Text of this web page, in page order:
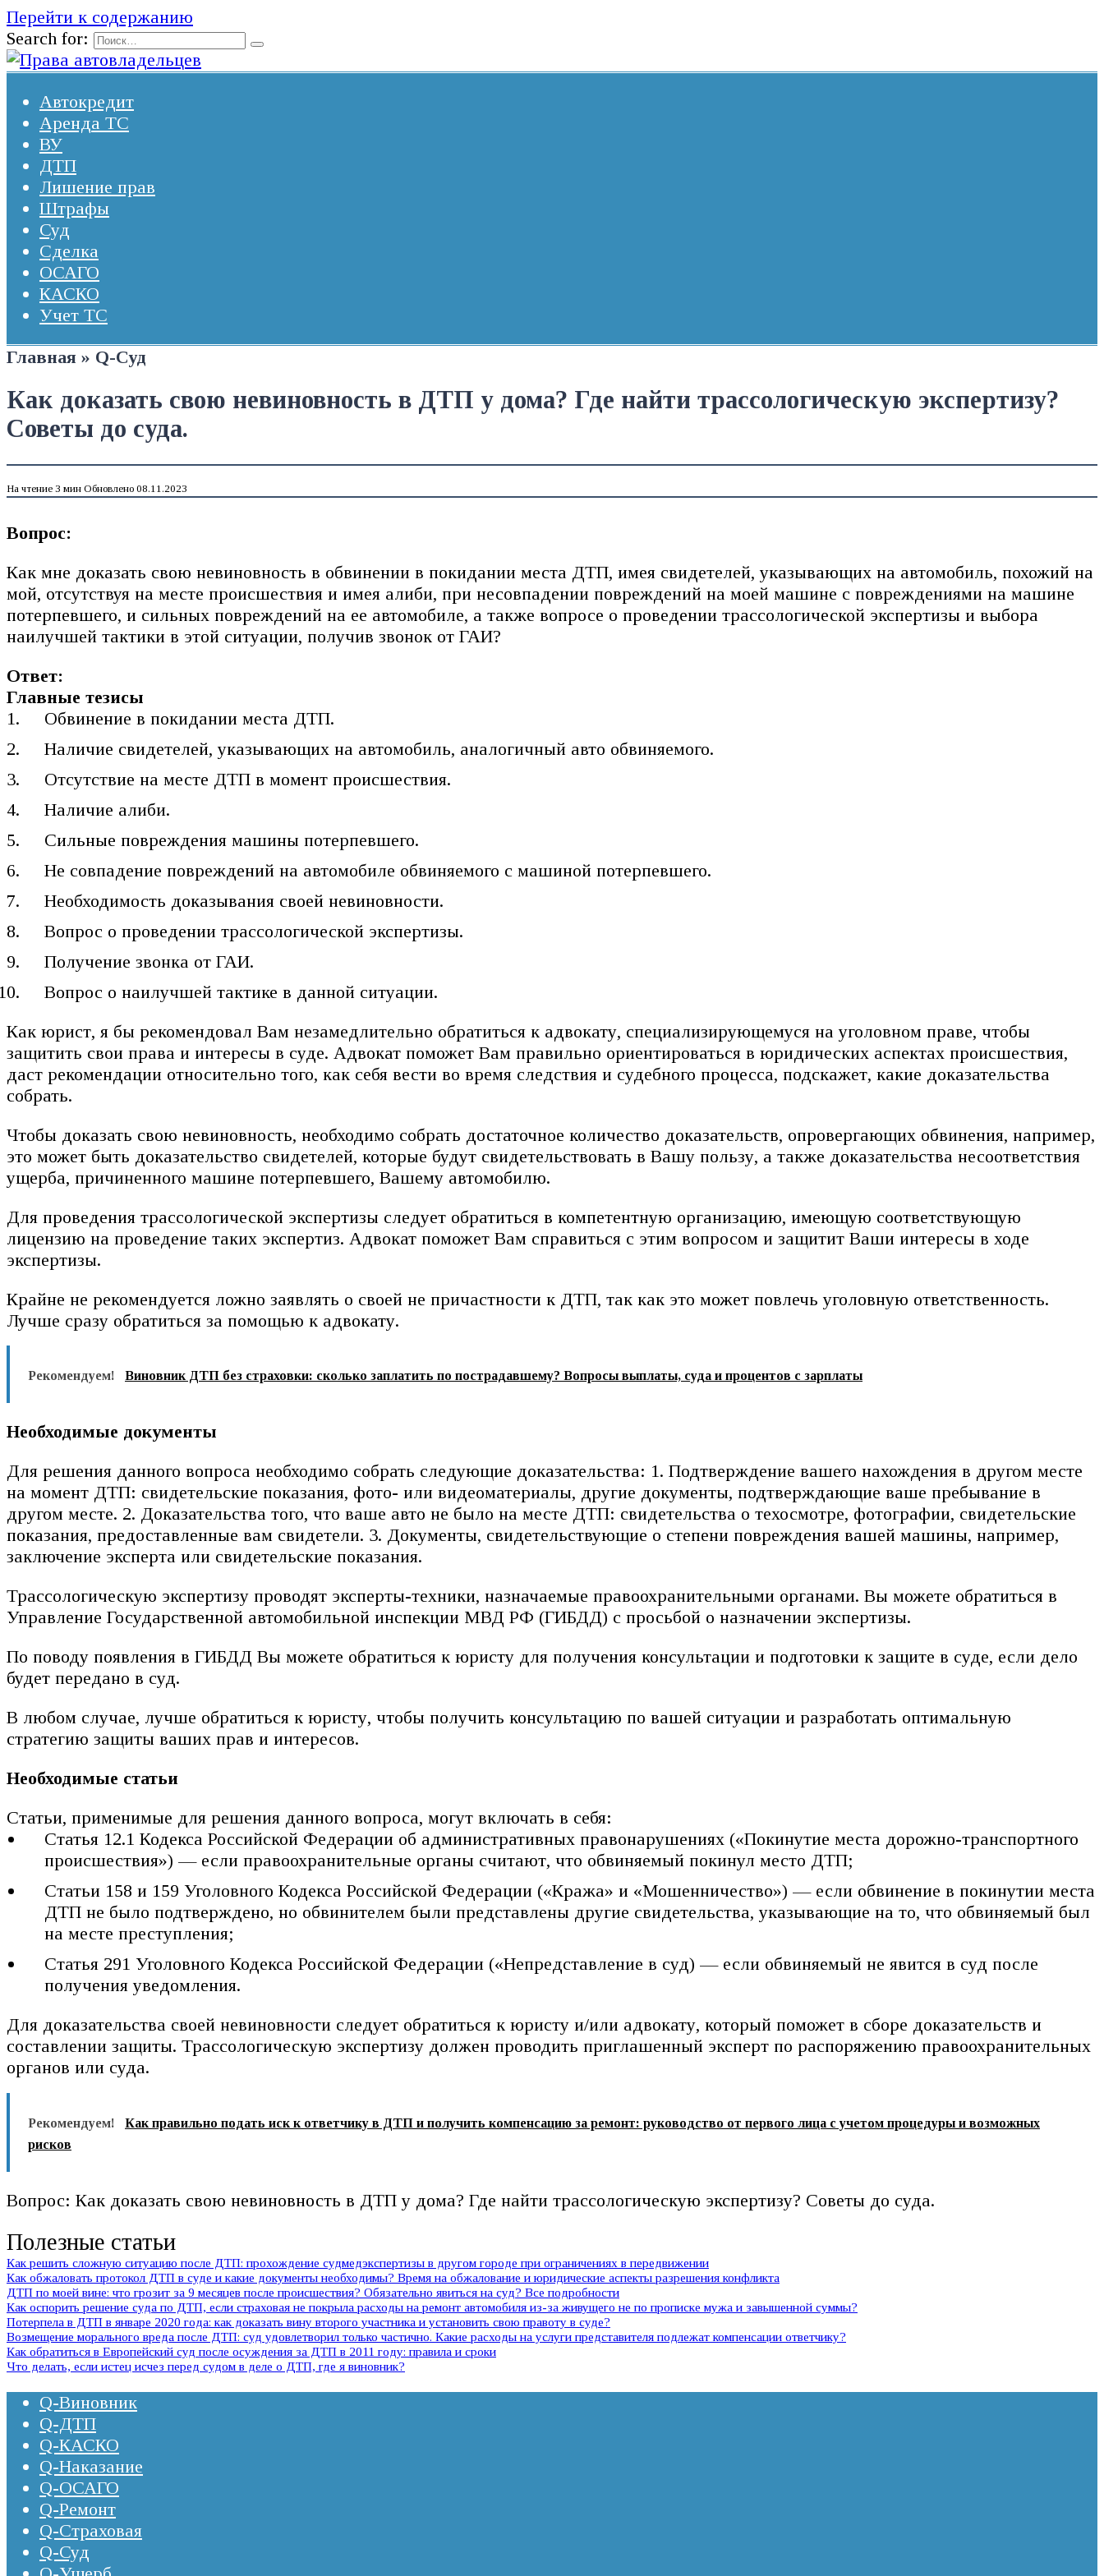
Перейти к содержанию
Search for:
Автокредит
Аренда ТС
ВУ
ДТП
Лишение прав
Штрафы
Суд
Сделка
ОСАГО
КАСКО
Учет ТС
Главная » Q-Суд
Как доказать свою невиновность в ДТП у дома? Где найти трассологическую экспертизу?
Советы до суда.
На чтение 3 мин Обновлено 08.11.2023
Вопрос:
Как мне доказать свою невиновность в обвинении в покидании места ДТП, имея свидетелей, указывающих на автомобиль, похожий на
мой, отсутствуя на месте происшествия и имея алиби, при несовпадении повреждений на моей машине с повреждениями на машине
потерпевшего, и сильных повреждений на ее автомобиле, а также вопросе о проведении трассологической экспертизы и выбора
наилучшей тактики в этой ситуации, получив звонок от ГАИ?
Ответ:
Главные тезисы
Обвинение в покидании места ДТП.
Наличие свидетелей, указывающих на автомобиль, аналогичный авто обвиняемого.
Отсутствие на месте ДТП в момент происшествия.
Наличие алиби.
Сильные повреждения машины потерпевшего.
Не совпадение повреждений на автомобиле обвиняемого с машиной потерпевшего.
Необходимость доказывания своей невиновности.
Вопрос о проведении трассологической экспертизы.
Получение звонка от ГАИ.
Вопрос о наилучшей тактике в данной ситуации.
Как юрист, я бы рекомендовал Вам незамедлительно обратиться к адвокату, специализирующемуся на уголовном праве, чтобы
защитить свои права и интересы в суде. Адвокат поможет Вам правильно ориентироваться в юридических аспектах происшествия,
даст рекомендации относительно того, как себя вести во время следствия и судебного процесса, подскажет, какие доказательства
собрать.
Чтобы доказать свою невиновность, необходимо собрать достаточное количество доказательств, опровергающих обвинения, например,
это может быть доказательство свидетелей, которые будут свидетельствовать в Вашу пользу, а также доказательства несоответствия
ущерба, причиненного машине потерпевшего, Вашему автомобилю.
Для проведения трассологической экспертизы следует обратиться в компетентную организацию, имеющую соответствующую
лицензию на проведение таких экспертиз. Адвокат поможет Вам справиться с этим вопросом и защитит Ваши интересы в ходе
экспертизы.
Крайне не рекомендуется ложно заявлять о своей не причастности к ДТП, так как это может повлечь уголовную ответственность.
Лучше сразу обратиться за помощью к адвокату.
Рекомендуем! Виновник ДТП без страховки: сколько заплатить по пострадавшему? Вопросы выплаты, суда и процентов с зарплаты
Необходимые документы
Для решения данного вопроса необходимо собрать следующие доказательства: 1. Подтверждение вашего нахождения в другом месте
на момент ДТП: свидетельские показания, фото- или видеоматериалы, другие документы, подтверждающие ваше пребывание в
другом месте. 2. Доказательства того, что ваше авто не было на месте ДТП: свидетельства о техосмотре, фотографии, свидетельские
показания, предоставленные вам свидетели. 3. Документы, свидетельствующие о степени повреждения вашей машины, например,
заключение эксперта или свидетельские показания.
Трассологическую экспертизу проводят эксперты-техники, назначаемые правоохранительными органами. Вы можете обратиться в
Управление Государственной автомобильной инспекции МВД РФ (ГИБДД) с просьбой о назначении экспертизы.
По поводу появления в ГИБДД Вы можете обратиться к юристу для получения консультации и подготовки к защите в суде, если дело
будет передано в суд.
В любом случае, лучше обратиться к юристу, чтобы получить консультацию по вашей ситуации и разработать оптимальную
стратегию защиты ваших прав и интересов.
Необходимые статьи
Статьи, применимые для решения данного вопроса, могут включать в себя:
Статья 12.1 Кодекса Российской Федерации об административных правонарушениях («Покинутие места дорожно-транспортного
происшествия») — если правоохранительные органы считают, что обвиняемый покинул место ДТП;
Статьи 158 и 159 Уголовного Кодекса Российской Федерации («Кража» и «Мошенничество») — если обвинение в покинутии места
ДТП не было подтверждено, но обвинителем были представлены другие свидетельства, указывающие на то, что обвиняемый был
на месте преступления;
Статья 291 Уголовного Кодекса Российской Федерации («Непредставление в суд) — если обвиняемый не явится в суд после
получения уведомления.
Для доказательства своей невиновности следует обратиться к юристу и/или адвокату, который поможет в сборе доказательств и
составлении защиты. Трассологическую экспертизу должен проводить приглашенный эксперт по распоряжению правоохранительных
органов или суда.
Рекомендуем!
Как правильно подать иск к ответчику в ДТП и получить компенсацию за ремонт: руководство от первого лица с учетом процедуры и возможных
рисков
Вопрос: Как доказать свою невиновность в ДТП у дома? Где найти трассологическую экспертизу? Советы до суда.
Полезные статьи
Как решить сложную ситуацию после ДТП: прохождение судмедэкспертизы в другом городе при ограничениях в передвижении
Как обжаловать протокол ДТП в суде и какие документы необходимы? Время на обжалование и юридические аспекты разрешения конфликта
ДТП по моей вине: что грозит за 9 месяцев после происшествия? Обязательно явиться на суд? Все подробности
Как оспорить решение суда по ДТП, если страховая не покрыла расходы на ремонт автомобиля из-за живущего не по прописке мужа и завышенной суммы?
Потерпела в ДТП в январе 2020 года: как доказать вину второго участника и установить свою правоту в суде?
Возмещение морального вреда после ДТП: суд удовлетворил только частично. Какие расходы на услуги представителя подлежат компенсации ответчику?
Как обратиться в Европейский суд после осуждения за ДТП в 2011 году: правила и сроки
Что делать, если истец исчез перед судом в деле о ДТП, где я виновник?
Q-Виновник
Q-ДТП
Q-КАСКО
Q-Наказание
Q-ОСАГО
Q-Ремонт
Q-Страховая
Q-Суд